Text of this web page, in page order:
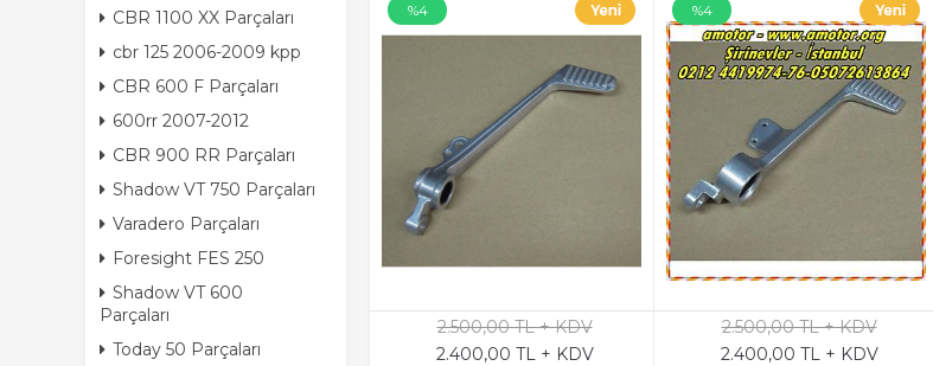
CBR 1100 XX Parçaları
cbr 125 2006-2009 kpp
CBR 600 F Parçaları
600rr 2007-2012
CBR 900 RR Parçaları
Shadow VT 750 Parçaları
Varadero Parçaları
Foresight FES 250
Shadow VT 600
Parçaları
Today 50 Parçaları
%4
2.500,00 TL + KDV
2.400,00 TL + KDV
%4
2.500,00 TL + KDV
2.400,00 TL + KDV